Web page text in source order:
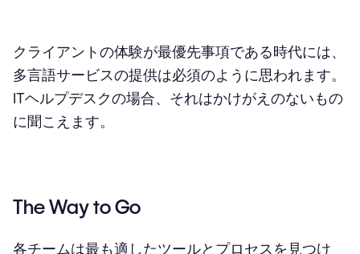
クライアントの体験が最優先事項である時代には、
多言語サービスの提供は必須のように思われます。
ITヘルプデスクの場合、それはかけがえのないもの
に聞こえます。
The Way to Go
各チームは最も適したツールとプロセスを見つけ